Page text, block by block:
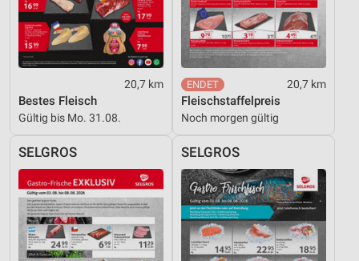
20,7 km
Bestes Fleisch
Gültig bis Mo. 31.08.
20,7 km
Fleischstaffelpreis
Noch morgen gültig
SELGROS SELGROS